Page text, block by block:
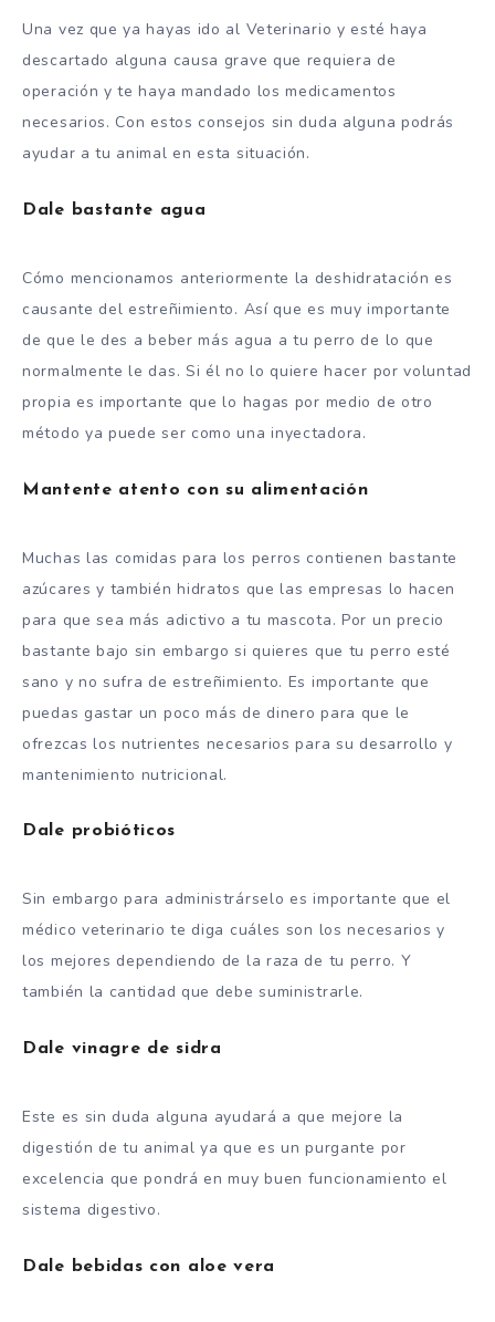
Una vez que ya hayas ido al Veterinario y esté haya
descartado alguna causa grave que requiera de
operación y te haya mandado los medicamentos
necesarios. Con estos consejos sin duda alguna podrás
ayudar a tu animal en esta situación.
Dale bastante agua
Cómo mencionamos anteriormente la deshidratación es
causante del estreñimiento. Así que es muy importante
de que le des a beber más agua a tu perro de lo que
normalmente le das. Si él no lo quiere hacer por voluntad
propia es importante que lo hagas por medio de otro
método ya puede ser como una inyectadora.
Mantente atento con su alimentación
Muchas las comidas para los perros contienen bastante
azúcares y también hidratos que las empresas lo hacen
para que sea más adictivo a tu mascota. Por un precio
bastante bajo sin embargo si quieres que tu perro esté
sano y no sufra de estreñimiento. Es importante que
puedas gastar un poco más de dinero para que le
ofrezcas los nutrientes necesarios para su desarrollo y
mantenimiento nutricional.
Dale probióticos
Sin embargo para administrárselo es importante que el
médico veterinario te diga cuáles son los necesarios y
los mejores dependiendo de la raza de tu perro. Y
también la cantidad que debe suministrarle.
Dale vinagre de sidra
Este es sin duda alguna ayudará a que mejore la
digestión de tu animal ya que es un purgante por
excelencia que pondrá en muy buen funcionamiento el
sistema digestivo.
Dale bebidas con aloe vera